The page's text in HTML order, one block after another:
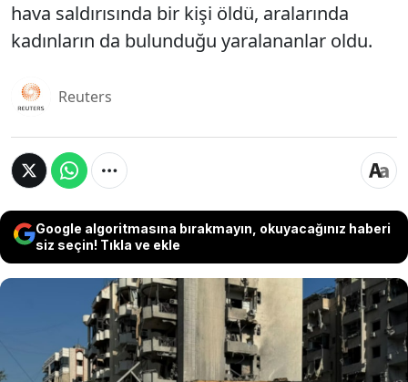
hava saldırısında bir kişi öldü, aralarında
kadınların da bulunduğu yaralananlar oldu.
Reuters
Google algoritmasına bırakmayın, okuyacağınız haberi
siz seçin! Tıkla ve ekle
İsrail savaş uçaklarının Lübnan'ın
doğusundaki Baalbek kentine düzenlediği